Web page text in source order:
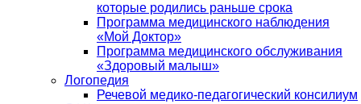
которые родились раньше срока
Программа медицинского наблюдения
«Мой Доктор»
Программа медицинского обслуживания
«Здоровый малыш»
Логопедия
Речевой медико-педагогический консилиум